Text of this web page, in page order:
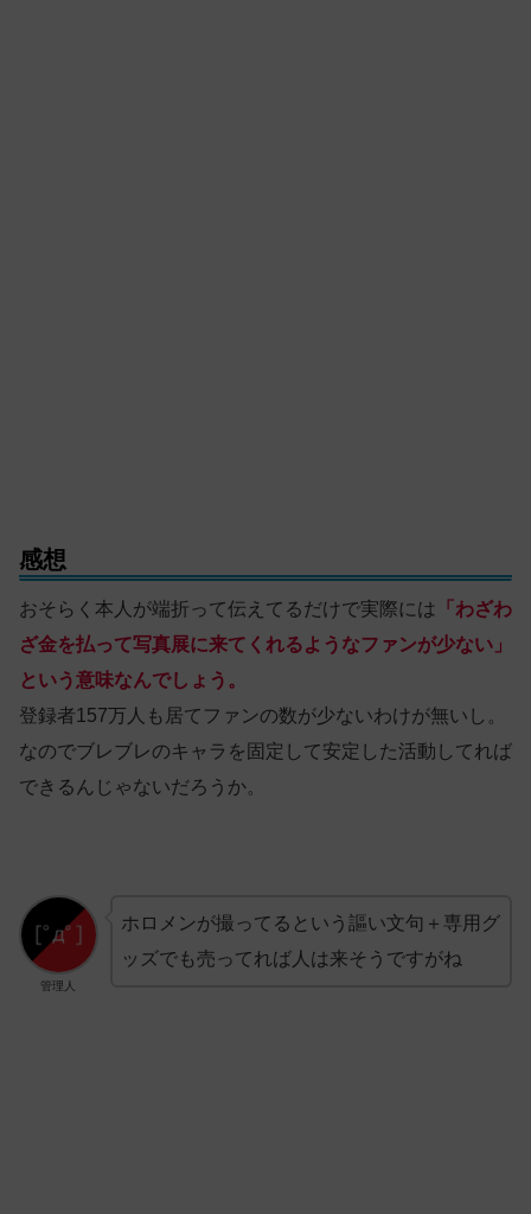
感想
おそらく本人が端折って伝えてるだけで実際には
「わざわ
ざ金を払って写真展に来てくれるようなファンが少ない」
という意味なんでしょう。
登録者157万人も居てファンの数が少ないわけが無いし。
なのでブレブレのキャラを固定して安定した活動してれば
できるんじゃないだろうか。
管理人
ホロメンが撮ってるという謳い文句＋専用グ
ッズでも売ってれば人は来そうですがね